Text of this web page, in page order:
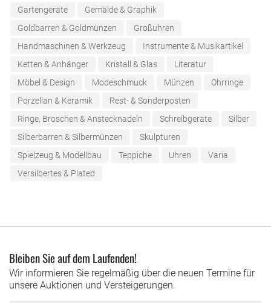
Gartengeräte
Gemälde & Graphik
Goldbarren & Goldmünzen
Großuhren
Handmaschinen & Werkzeug
Instrumente & Musikartikel
Ketten & Anhänger
Kristall & Glas
Literatur
Möbel & Design
Modeschmuck Münzen
Ohrringe
Porzellan & Keramik
Rest- & Sonderposten
Ringe, Broschen & Anstecknadeln
Schreibgeräte
Silber
Silberbarren & Silbermünzen
Skulpturen
Spielzeug & Modellbau
Teppiche Uhren
Varia
Versilbertes & Plated
Bleiben Sie auf dem Laufenden!
Wir informieren Sie regelmäßig über die neuen Termine für
unsere Auktionen und Versteigerungen.